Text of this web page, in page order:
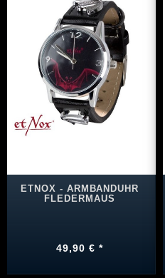
ETNOX - ARMBANDUHR
FLEDERMAUS
49,90 € *